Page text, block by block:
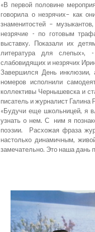
«В первой половине
говорила о незрячих– как
знаменитостей –
незрячие - по готовым
выставку. Показали их
литература для слепых»,
слабовидящих и незрячих
Завершился День инклюзии,
номеров исполнили
коллективы Чернышевска и
писатель и журналист Галина
«Будучи еще школьницей, я
узнать о нем. С ним я
поэзии. Расхожая фраза
настолько динамичным,
замечательно. Это наша дань